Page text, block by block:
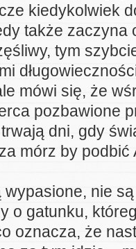
kiedykolwiek
także zaczyna
tym
mówi się, że
pozbawione
dni, gdy
mórz by podbić
wypasione, nie
o gatunku,
oznacza, że